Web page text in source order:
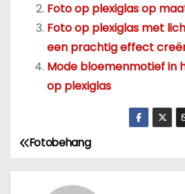
Foto op plexiglas op
Foto op plexiglas met
een prachtig effect
Mode bloemenmotief in
op plexiglas
B
e
Fotobehang